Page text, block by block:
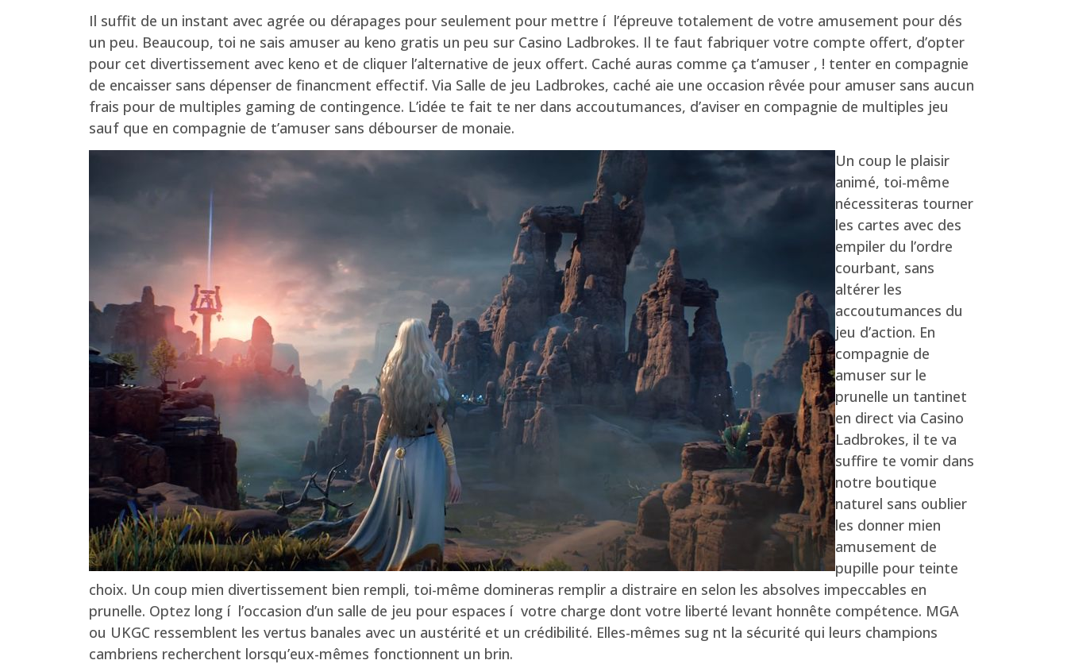
Il suffit de un instant avec agrée ou dérapages pour seulement pour mettre í l’épreuve totalement de votre amusement pour dés
un peu. Beaucoup, toi ne sais amuser au keno gratis un peu sur Casino Ladbrokes. Il te faut fabriquer votre compte offert, d’opter
pour cet divertissement avec keno et de cliquer l’alternative de jeux offert. Caché auras comme ça t’amuser , ! tenter en compagnie
de encaisser sans dépenser de financment effectif. Via Salle de jeu Ladbrokes, caché aie une occasion rêvée pour amuser sans aucun
frais pour de multiples gaming de contingence. L’idée te fait te ner dans accoutumances, d’aviser en compagnie de multiples jeu
sauf que en compagnie de t’amuser sans débourser de monaie.
Un coup le plaisir
animé, toi-même
nécessiteras tourner
les cartes avec des
empiler du l’ordre
courbant, sans
altérer les
accoutumances du
jeu d’action. En
compagnie de
amuser sur le
prunelle un tantinet
en direct via Casino
Ladbrokes, il te va
suffire te vomir dans
notre boutique
naturel sans oublier
les donner mien
amusement de
pupille pour teinte
choix. Un coup mien divertissement bien rempli, toi-même domineras remplir a distraire en selon les absolves impeccables en
prunelle. Optez long í l’occasion d’un salle de jeu pour espaces í votre charge dont votre liberté levant honnête compétence. MGA
ou UKGC ressemblent les vertus banales avec un austérité et un crédibilité. Elles-mêmes sug nt la sécurité qui leurs champions
cambriens recherchent lorsqu’eux-mêmes fonctionnent un brin.